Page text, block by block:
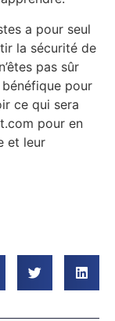
a pour seul
la sécurité de
pas sûr
pour
ce qui sera
pour en
et leur